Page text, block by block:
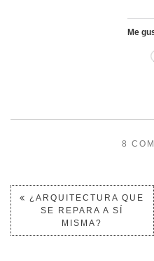
Me
8
¿ARQUITECTURA QUE
SE REPARA A SÍ
MISMA?